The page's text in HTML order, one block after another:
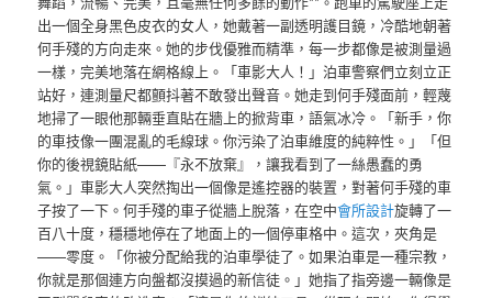
出一個全身黑色皮衣的女人，她戴著一副透明護目鏡，冷酷地朝著
何手殘的方向走來。她的步伐優雅而精準，每一步都像是被測量過
一樣，完美地落在網格線上。「車影大人！」泊車警察們立刻立正
站好，連測量尺都顫抖著不敢發出聲音。她走到何手殘面前，輕蔑
地掃了一眼他那輛垂直貼在牆上的掀背車，語氣冰冷。「新手，你
的車技像一團混亂的毛線球。你污染了泊車維度的純粹性。」「但
你的後視鏡貼紙——『永不放棄』，讓我看到了一絲愚蠢的勇
氣。」車影大人突然掏出一個像是遙控器的裝置，對著何手殘的車
子按了一下。何手殘的車子從牆上脫落，在空中會所設計旋轉了一
百八十度，穩穩地停在了地面上的一個停車格中。這次，夾角是
——零度。「你被分配給我的泊車學徒了。如果泊車是一種宗教，
你就是那個連方向盤都沒摸過的新信徒。」她指了指旁邊一輛像是